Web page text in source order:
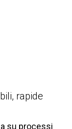
rapide
su processi